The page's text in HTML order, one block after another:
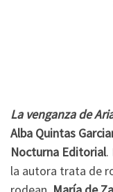
La venganza de
Alba Quintas
Nocturna Editorial.
la autora trata de